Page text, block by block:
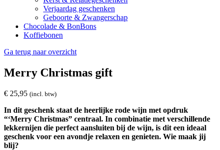
Verjaardag geschenken
Geboorte & Zwangerschap
Chocolade & BonBons
Koffiebonen
Ga terug naar overzicht
Merry Christmas gift
€ 25,95 (incl. btw)
In dit geschenk staat de heerlijke rode wijn met opdruk
“‘Merry Christmas” centraal. In combinatie met verschillende
lekkernijen die perfect aansluiten bij de wijn, is dit een ideaal
geschenk voor een avondje relaxen en genieten. Wie maak jij
blij?